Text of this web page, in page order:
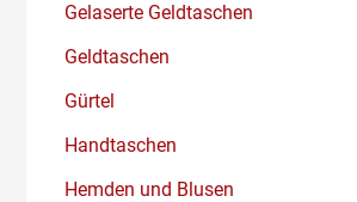
Gelaserte Geldtaschen
Geldtaschen
Gürtel
Handtaschen
Hemden und Blusen